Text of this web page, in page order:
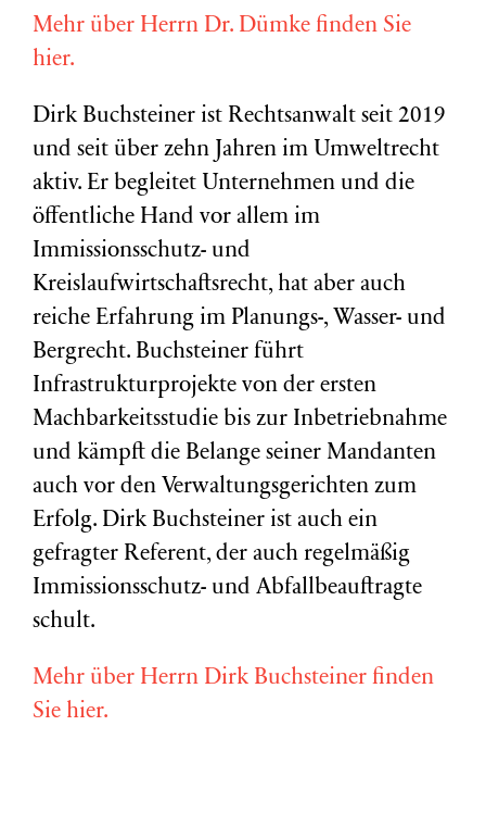
Mehr über Herrn Dr. Dümke finden Sie
hier.
Dirk Buchsteiner ist Rechtsanwalt seit 2019
und seit über zehn Jahren im Umweltrecht
aktiv. Er begleitet Unternehmen und die
öffentliche Hand vor allem im
Immissionsschutz- und
Kreislaufwirtschaftsrecht, hat aber auch
reiche Erfahrung im Planungs-, Wasser- und
Bergrecht. Buchsteiner führt
Infrastrukturprojekte von der ersten
Machbarkeitsstudie bis zur Inbetriebnahme
und kämpft die Belange seiner Mandanten
auch vor den Verwaltungsgerichten zum
Erfolg. Dirk Buchsteiner ist auch ein
gefragter Referent, der auch regelmäßig
Immissionsschutz- und Abfallbeauftragte
schult.
Mehr über Herrn Dirk Buchsteiner finden
Sie hier.